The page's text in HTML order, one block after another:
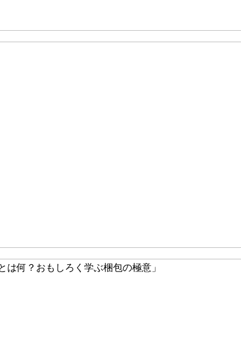
は何？おもしろく学ぶ梱包の極意」